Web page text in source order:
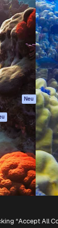
Neu
Tools
.
“Accept All